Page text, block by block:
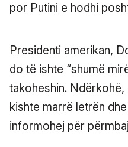
por Putini e hodhi
Presidenti amerikan,
do të ishte “shumë
takoheshin.
kishte marrë letrën
informohej për